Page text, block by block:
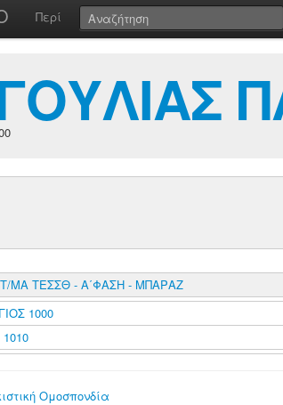
Περί
ΜΑ ΤΕΣΣΘ - Α΄ΦΑΣΗ - ΜΠΑΡΑΖ
1000
Ομοσπονδία